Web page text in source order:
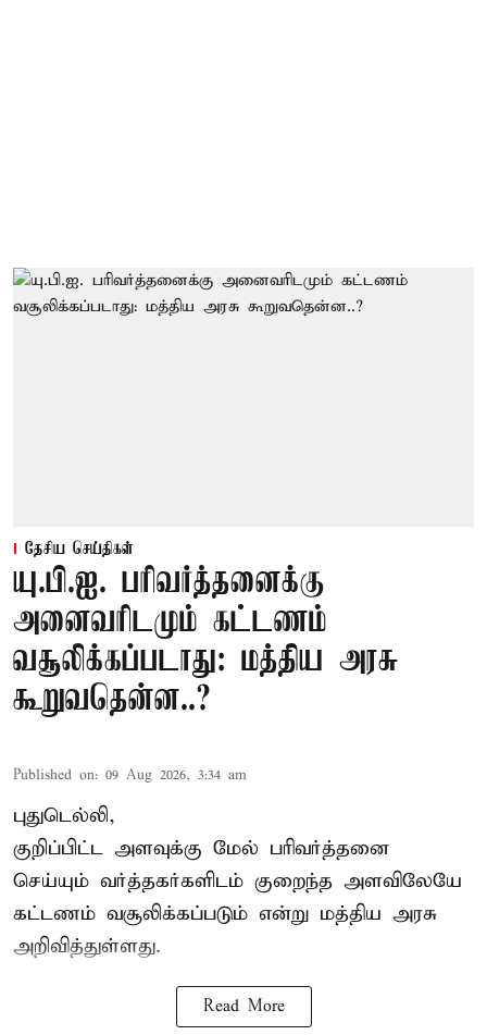
தேசிய செய்திகள்
யு.பி.ஐ. பரிவர்த்தனைக்கு
அனைவரிடமும் கட்டணம்
வசூலிக்கப்படாது: மத்திய அரசு
கூறுவதென்ன..?
Published on: 09 Aug 2026, 3:34 am
புதுடெல்லி,
குறிப்பிட்ட அளவுக்கு மேல் பரிவர்த்தனை
செய்யும் வர்த்தகர்களிடம் குறைந்த அளவிலேயே
கட்டணம் வசூலிக்கப்படும் என்று மத்திய அரசு
அறிவித்துள்ளது.
Read More